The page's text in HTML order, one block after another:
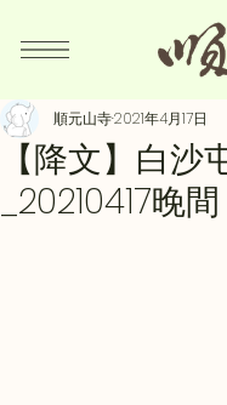
【降文】白
_20210417晚間
順元山寺2021年4月17日